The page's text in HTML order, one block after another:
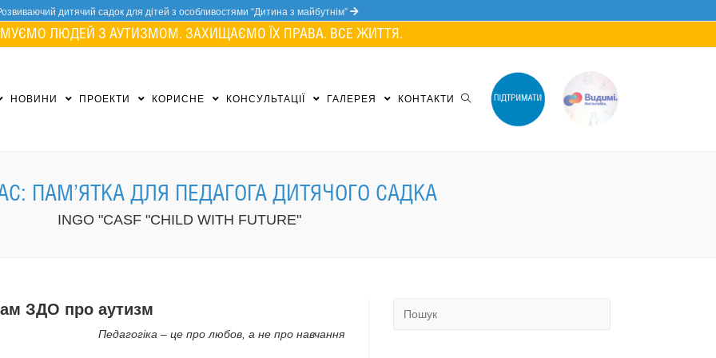
дитячий садок для дітей з особливостями “Дитина з майбутнім”
ЛЮДЕЙ З АУТИЗМОМ. ЗАХИЩАЄМО ЇХ ПРАВА. ВСЕ ЖИТТЯ.
НОВИНИ ПРОЕКТИ КОРИСНЕ КОНСУЛЬТАЦІЇ ГАЛЕРЕЯ КОНТАКТИ
ПАМ’ЯТКА ДЛЯ ПЕДАГОГА ДИТЯЧОГО САДКА
INGO "CASF "CHILD WITH FUTURE"
ЗДО про аутизм
Педагогіка – це про любов, а не про навчання